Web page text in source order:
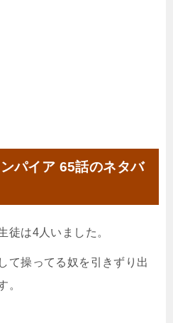
パイア 65話のネタバ
徒は4人いました。
て操ってる奴を引きずり出
。